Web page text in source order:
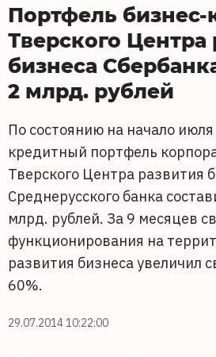
Портфель бизнес-
Тверского Центра
бизнеса
2 млрд. рублей
По состоянию на начало
кредитный портфель
Тверского Центра развития
Среднерусского банка
млрд. рублей. За 9 месяцев
функционирования на
развития бизнеса увеличил
60%.
29.07.2014 10:22:00